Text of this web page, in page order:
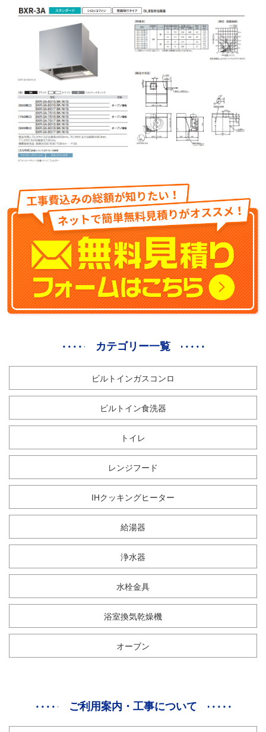
カテゴリー一覧
ビルトインガスコンロ
ビルトイン食洗器
トイレ
レンジフード
IHクッキングヒーター
給湯器
浄水器
水栓金具
浴室換気乾燥機
オーブン
ご利用案内・工事について